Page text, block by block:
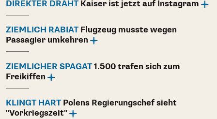
DIREKTER DRAHTKaiser ist jetzt auf Instagram
ZIEMLICH RABIATFlugzeug musste wegen
Passagier umkehren
ZIEMLICHER SPAGAT1.500 trafen sich zum
Freikiffen
KLINGT HARTPolens Regierungschef sieht
"Vorkriegszeit"